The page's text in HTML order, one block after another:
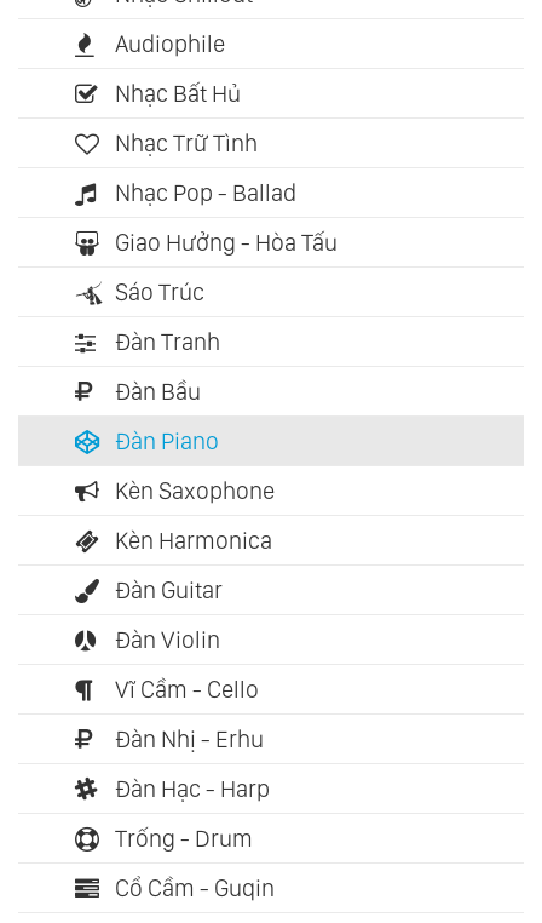
Audiophile
Nhạc Bất Hủ
Nhạc Trữ Tình
Nhạc Pop - Ballad
Giao Hưởng - Hòa Tấu
Sáo Trúc
Đàn Tranh
Đàn Bầu
Đàn Piano
Kèn Saxophone
Kèn Harmonica
Đàn Guitar
Đàn Violin
Vĩ Cầm - Cello
Đàn Nhị - Erhu
Đàn Hạc - Harp
Trống - Drum
Cổ Cầm - Guqin